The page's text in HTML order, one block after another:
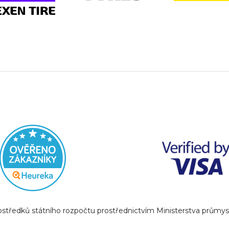
státního rozpočtu prostřednictvím Ministerstva